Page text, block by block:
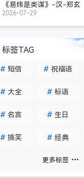
《易纬是类谋》-汉-郑玄
2026-07-29
标签TAG
# 短信 # 祝福语
# 大全 # 标语
# 名言 # 生日
# 搞笑 # 经典
更多标签